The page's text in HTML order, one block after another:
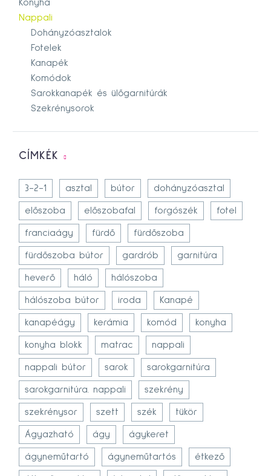
Konyha
Nappali
Dohányzóasztalok
Fotelek
Kanapék
Komódok
Sarokkanapék és ülőgarnitúrák
Szekrénysorok
CÍMKÉK
3-2-1 asztal bútor dohányzóasztal
előszoba előszobafal forgószék fotel
franciaágy fürdő fürdőszoba
fürdőszoba bútor gardrób garnitúra
heverő háló hálószoba
hálószoba bútor iroda Kanapé
kanapéágy kerámia komód konyha
konyha blokk matrac nappali
nappali bútor sarok sarokgarnitúra
sarokgarnitúra. nappali szekrény
szekrénysor szett szék tükör
Ágyazható ágy ágykeret
ágyneműtartó ágyneműtartós étkező